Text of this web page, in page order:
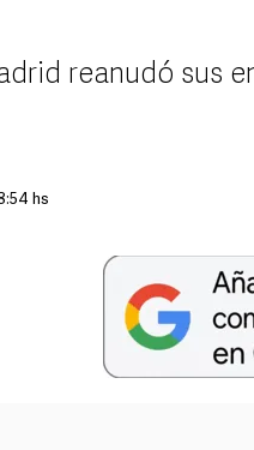
reanudó sus
hs